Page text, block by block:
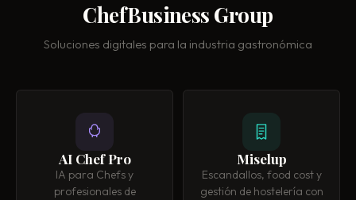
ChefBusiness Group
Soluciones digitales para la industria gastronómica
AI Chef Pro
IA para Chefs y
profesionales de
Miselup
Escandallos, food cost y
gestión de hostelería con